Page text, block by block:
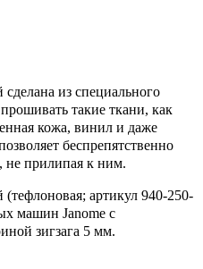
из специального
такие ткани, как
кожа, винил и даже
беспрепятственно
не прилипая к ним.
артикул 940-250-
машин Janome с
зигзага 5 мм.